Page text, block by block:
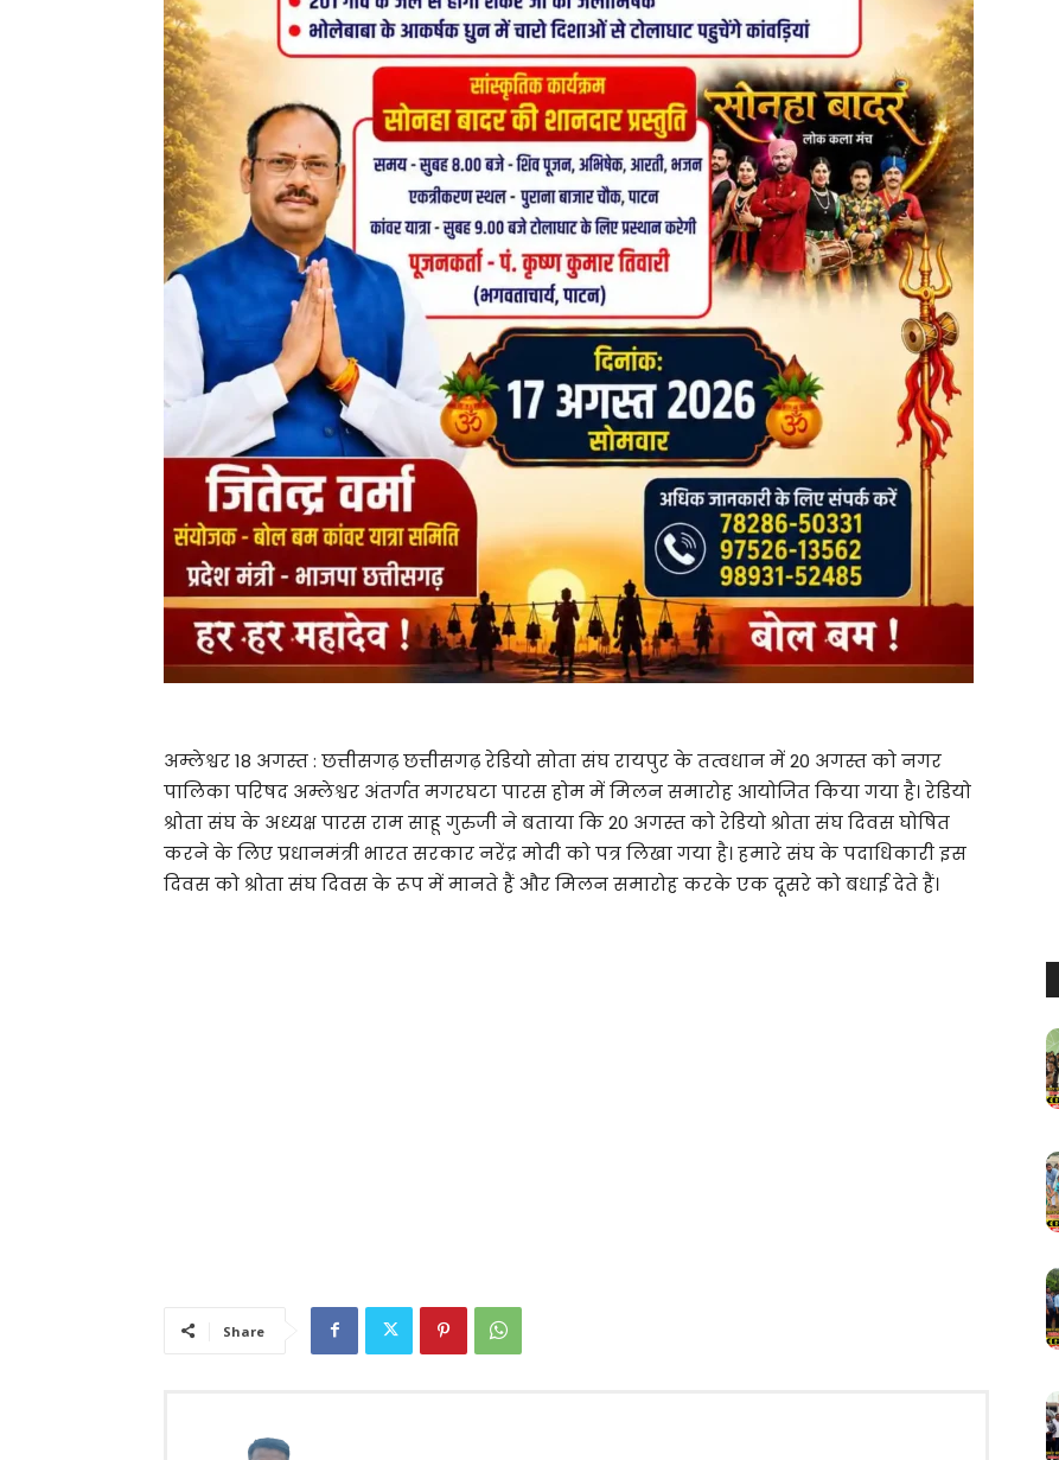
अम्लेश्वर 18 अगस्त : छत्तीसगढ़ छत्तीसगढ़ रेडियो सोता संघ रायपुर के तत्वधान में 20 अगस्त को नगर
पालिका परिषद अम्लेश्वर अंतर्गत मगरघटा पारस होम में मिलन समारोह आयोजित किया गया है। रेडियो
श्रोता संघ के अध्यक्ष पारस राम साहू गुरुजी ने बताया कि 20 अगस्त को रेडियो श्रोता संघ दिवस घोषित
करने के लिए प्रधानमंत्री भारत सरकार नरेंद्र मोदी को पत्र लिखा गया है। हमारे संघ के पदाधिकारी इस
दिवस को श्रोता संघ दिवस के रूप में मानते हैं और मिलन समारोह करके एक दूसरे को बधाई देते हैं।
Share